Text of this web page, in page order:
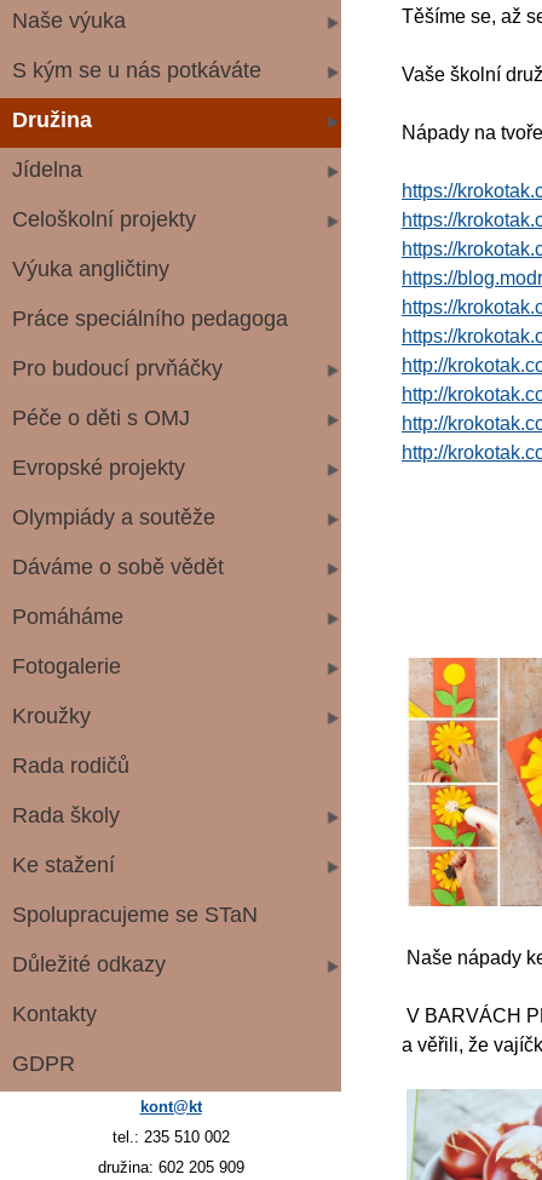
Naše výuka
S kým se u nás potkáváte
Družina
Jídelna
Celoškolní projekty
Výuka angličtiny
Práce speciálního pedagoga
Pro budoucí prvňáčky
Péče o děti s OMJ
Evropské projekty
Olympiády a soutěže
Dáváme o sobě vědět
Pomáháme
Fotogalerie
Kroužky
Rada rodičů
Rada školy
Ke stažení
Spolupracujeme se STaN
Důležité odkazy
Kontakty
GDPR
kont@kt
tel.: 235 510 002
družina: 602 205 909
Těšíme se, až
Vaše školní
Nápady na
https://
https://
https://
https://
https://
https://
http://
http://
http://
http://
Naše nápady
V BARVÁCH
a věřili, že